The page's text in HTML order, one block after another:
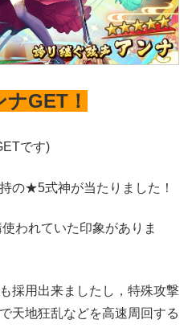
GET！
です)
の★5式神が当たりました！
われていた印象がありま
採用出来ましたし，特殊攻撃
天地狂乱などを高速周回する